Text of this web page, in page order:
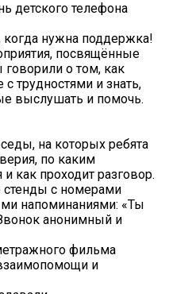
детского телефона
нужна поддержка!
посвящённые
о том, как
трудностями и знать,
выслушать и помочь.
на которых ребята
по каким
как проходит разговор.
с номерами
напоминаниями: «Ты
анонимный и
фильма
и